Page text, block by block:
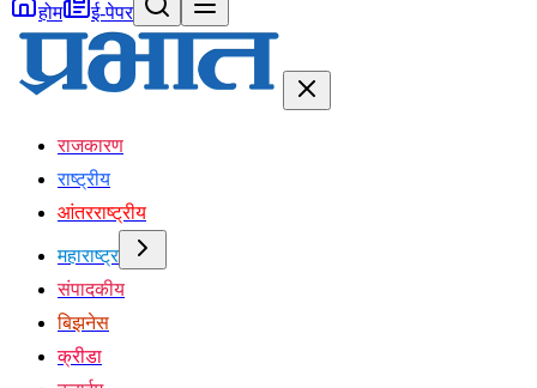
होम ई-पेपर
राजकारण
राष्ट्रीय
आंतरराष्ट्रीय
महाराष्ट्र
संपादकीय
बिझनेस
क्रीडा